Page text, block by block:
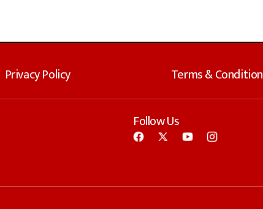
Privacy Policy Terms &
Follow Us